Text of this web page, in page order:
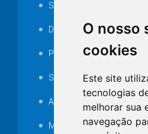
O nosso
cookies
Este site
tecnologias
melhorar sua
navegação
Serviços ISS-E
Decretos
Portarias
SAMAE
Audiência pública
MANUTENÇÃO DE